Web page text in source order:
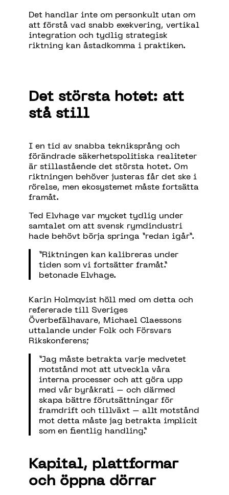
Det handlar inte om personkult utan om
att förstå vad snabb exekvering, vertikal
integration och tydlig strategisk
riktning kan åstadkomma i praktiken.
Det största hotet: att
stå still
I en tid av snabba tekniksprång och
förändrade säkerhetspolitiska realiteter
är stillastående det största hotet. Om
riktningen behöver justeras får det ske i
rörelse, men ekosystemet måste fortsätta
framåt.
Ted Elvhage var mycket tydlig under
samtalet om att svensk rymdindustri
hade behövt börja springa ”redan igår”.
”Riktningen kan kalibreras under
tiden som vi fortsätter framåt.”
betonade Elvhage.
Karin Holmqvist höll med om detta och
refererade till Sveriges
Överbefälhavare, Michael Claessons
uttalande under Folk och Försvars
Rikskonferens;
”Jag måste betrakta varje medvetet
motstånd mot att utveckla våra
interna processer och att göra upp
med vår byråkrati – och därmed
skapa bättre förutsättningar för
framdrift och tillväxt – allt motstånd
mot detta måste jag betrakta implicit
som en fientlig handling.”
Kapital, plattformar
och öppna dörrar